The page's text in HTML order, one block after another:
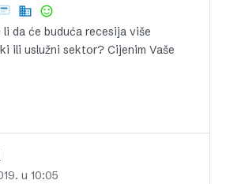
da će buduća recesija više
ili uslužni sektor? Cijenim Vaše
u 10:05